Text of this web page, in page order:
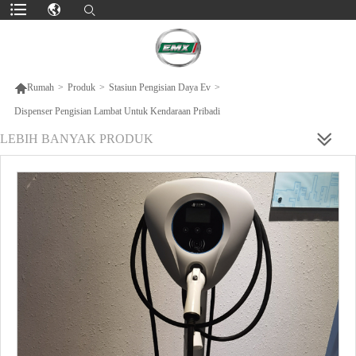
Rumah > Produk > Stasiun Pengisian Daya Ev >
Dispenser Pengisian Lambat Untuk Kendaraan Pribadi
LEBIH BANYAK PRODUK